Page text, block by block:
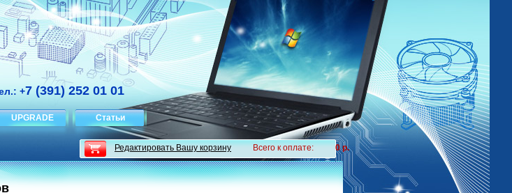
+7 (391) 252 01 01
UPGRADE Статьи
Редактировать Вашу корзину Всего к оплате: 0 р.